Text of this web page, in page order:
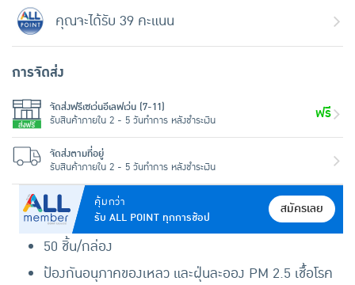
คุ้มกว่า
รับ ALL POINT ทุกการช้อป
สมัครเลย
50 ชิ้น/กล่อง
ป้องกันอนุภาคของเหลว และฝุ่นละออง PM 2.5 เชื้อโรค
คุณจะได้รับ 39 คะแนน
การจัดส่ง
จัดส่งฟรีเซเว่นอีเลฟเว่น (7-11)
รับสินค้าภายใน 2 - 5 วันทำการ หลังชำระเงิน
ฟรี
จัดส่งตามที่อยู่
รับสินค้าภายใน 2 - 5 วันทำการ หลังชำระเงิน